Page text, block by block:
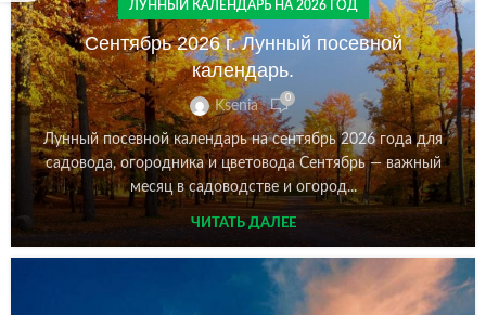
ЛУННЫЙ КАЛЕНДАРЬ НА 2026 ГОД
Сентябрь 2026 г. Лунный посевной
календарь.
Ksenia 0
Лунный посевной календарь на сентябрь 2026 года для
садовода, огородника и цветовода Сентябрь — важный
месяц в садоводстве и огород...
ЧИТАТЬ ДАЛЕЕ